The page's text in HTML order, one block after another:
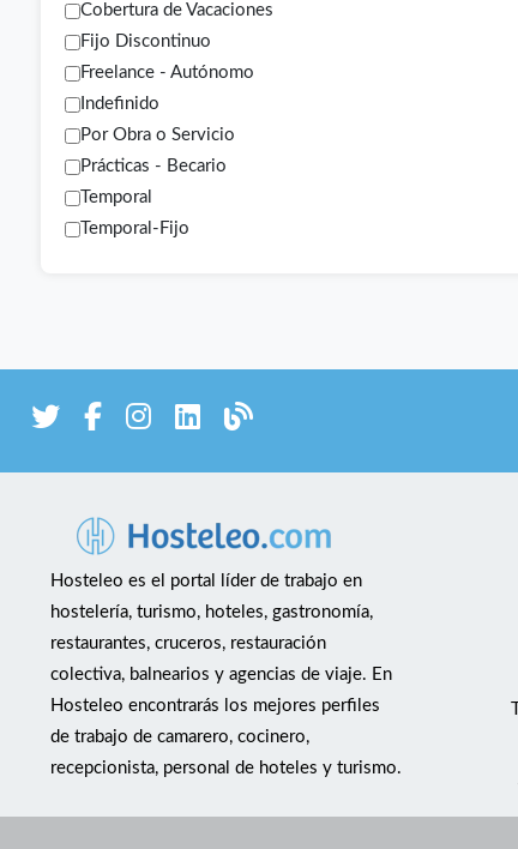
Cobertura de Vacaciones
Fijo Discontinuo
Freelance - Autónomo
Indefinido
Por Obra o Servicio
Prácticas - Becario
Temporal
Temporal-Fijo
Hosteleo es el portal líder de trabajo en
hostelería, turismo, hoteles, gastronomía,
restaurantes, cruceros, restauración
colectiva, balnearios y agencias de viaje. En
Hosteleo encontrarás los mejores perfiles
de trabajo de camarero, cocinero,
recepcionista, personal de hoteles y turismo.